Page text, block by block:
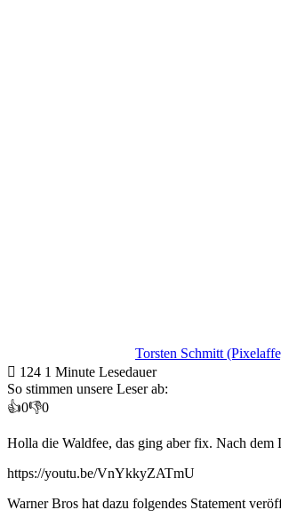
Torsten Schmitt
124 1 Minute Lesedauer
So stimmen unsere Leser ab:
👍0👎0
Holla die Waldfee, das ging aber fix. Nach dem
https://youtu.be/VnYkkyZATmU
Warner Bros hat dazu folgendes Statement